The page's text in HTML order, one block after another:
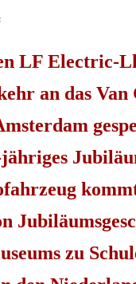
LF Electric-
an das Van
jähriges
zu